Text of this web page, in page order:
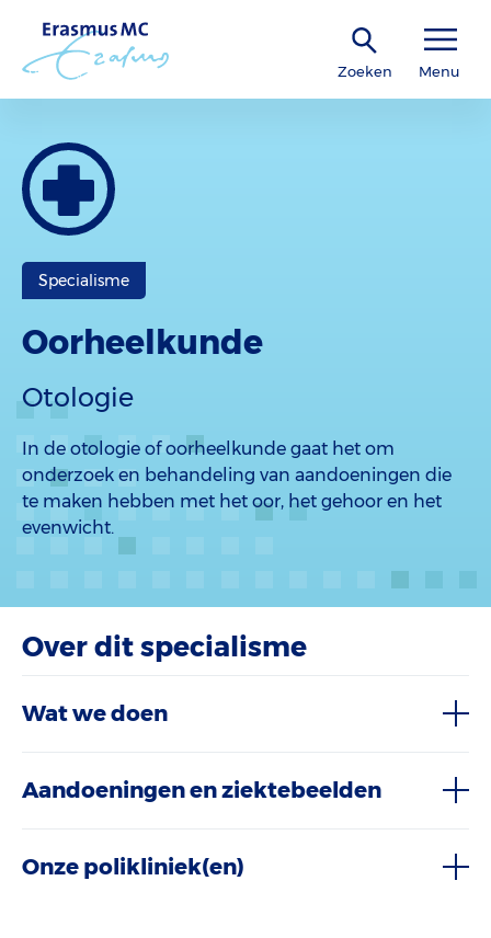
Zoeken Menu
Specialisme
Oorheelkunde
Otologie
In de otologie of oorheelkunde gaat het om
onderzoek en behandeling van aandoeningen die
te maken hebben met het oor, het gehoor en het
evenwicht.
Over dit specialisme
Wat we doen
Aandoeningen en ziektebeelden
Onze polikliniek(en)